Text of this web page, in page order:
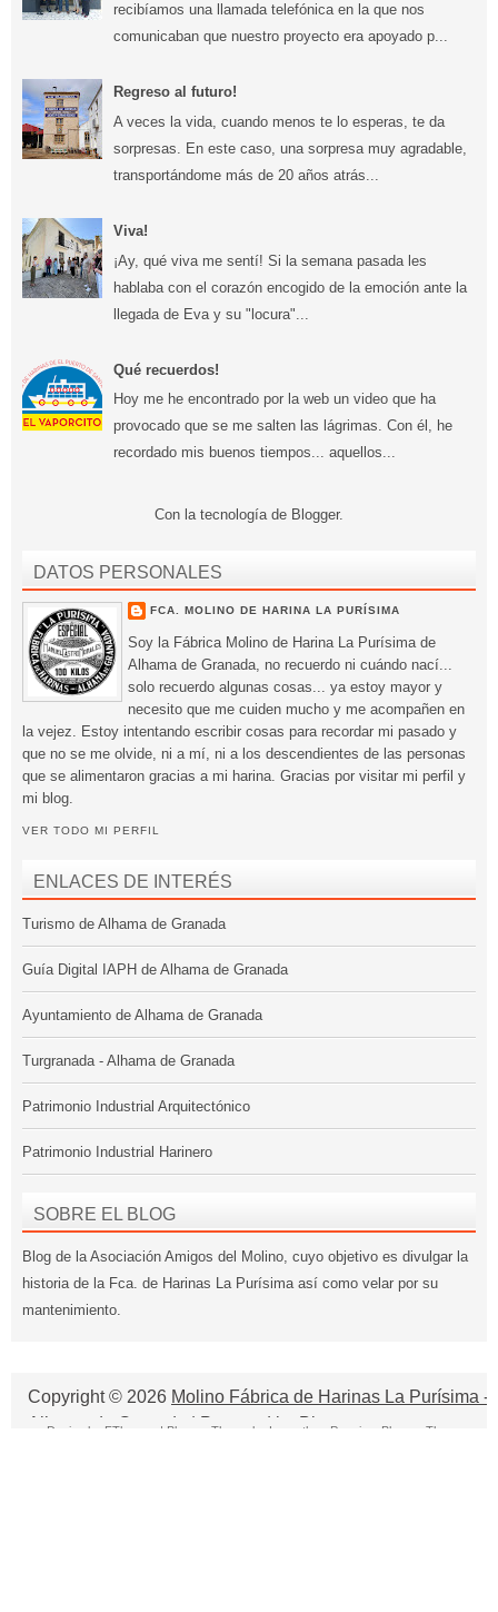
recibíamos una llamada telefónica en la que nos
comunicaban que nuestro proyecto era apoyado p...
Regreso al futuro!
A veces la vida, cuando menos te lo esperas, te da
sorpresas. En este caso, una sorpresa muy agradable,
transportándome más de 20 años atrás...
Viva!
¡Ay, qué viva me sentí! Si la semana pasada les
hablaba con el corazón encogido de la emoción ante la
llegada de Eva y su "locura"...
Qué recuerdos!
Hoy me he encontrado por la web un video que ha
provocado que se me salten las lágrimas. Con él, he
recordado mis buenos tiempos... aquellos...
Con la tecnología de Blogger.
DATOS PERSONALES
FCA. MOLINO DE HARINA LA PURÍSIMA
Soy la Fábrica Molino de Harina La Purísima de
Alhama de Granada, no recuerdo ni cuándo nací...
solo recuerdo algunas cosas... ya estoy mayor y
necesito que me cuiden mucho y me acompañen en
la vejez. Estoy intentando escribir cosas para recordar mi pasado y
que no se me olvide, ni a mí, ni a los descendientes de las personas
que se alimentaron gracias a mi harina. Gracias por visitar mi perfil y
mi blog.
VER TODO MI PERFIL
ENLACES DE INTERÉS
Turismo de Alhama de Granada
Guía Digital IAPH de Alhama de Granada
Ayuntamiento de Alhama de Granada
Turgranada - Alhama de Granada
Patrimonio Industrial Arquitectónico
Patrimonio Industrial Harinero
SOBRE EL BLOG
Blog de la Asociación Amigos del Molino, cuyo objetivo es divulgar la
historia de la Fca. de Harinas La Purísima así como velar por su
mantenimiento.
Copyright © 2026 Molino Fábrica de Harinas La Purísima -
Alhama de Granada
| Powered by Blogger
Design by FThemes | Blogger Theme by Lasantha
Premium Blogger Themes